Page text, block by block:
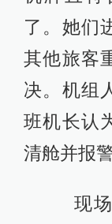
了。她们
其他旅客
决。机组
班机长认
清舱并报警
现场工